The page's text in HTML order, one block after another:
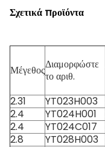
Σχετικά προϊόντα
ΜέγεθοςΔιαμορφώστε
το αριθ.
2.31 YT023H003
2.4
YT024H001
2.4
YT024C017
2.8
YT028H003